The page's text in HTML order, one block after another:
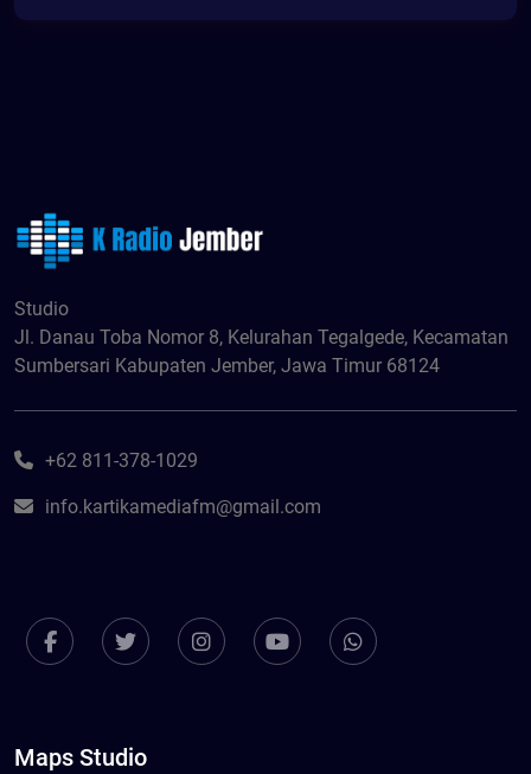
Studio
Jl. Danau Toba Nomor 8, Kelurahan Tegalgede, Kecamatan
Sumbersari Kabupaten Jember, Jawa Timur 68124
+62 811-378-1029
info.kartikamediafm@gmail.com
Maps Studio